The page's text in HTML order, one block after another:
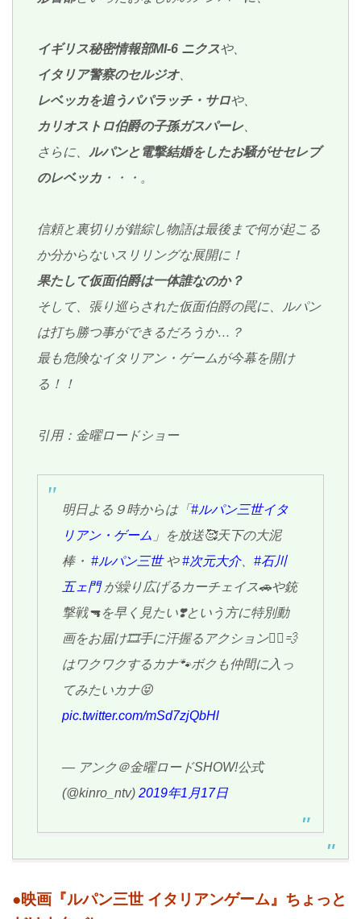
イギリス秘密情報部MI-6 ニクスや、
イタリア警察のセルジオ、
レベッカを追うパパラッチ・サロや、
カリオストロ伯爵の子孫ガスパーレ
さらに、
ルパンと電撃結婚をしたお騒がせセレブ
のレベッカ ・・・。
信頼と裏切りが錯綜し物語は最後まで何が起こる
か分からないスリリングな展開に！
果たして仮面伯爵は一体誰なのか？
そして、張り巡らされた仮面伯爵の罠に、ルパン
は打ち勝つ事ができるだろうか…？
最も危険なイタリアン・ゲームが今幕を開け
る！！
引用：金曜ロードショー
明日よる９時からは「#ルパン三世イタ
リアン・ゲーム 」を放送🥰天下の大泥
棒・ #ルパン三世や#次元大介、 #石川
五ェ門が繰り広げるカーチェイス🚗や銃
撃戦🔫を早く見たい❣️という方に特別動
画をお届け🎞️手に汗握るアクション🏃‍♂️💨
はワクワクするカナ🐾ボクも仲間に入っ
てみたいカナ😝
pic.twitter.com/mSd7zjQbHl
— アンク＠金曜ロードSHOW!公式
(@kinro_ntv) 2019年1月17日
●映画『ルパン三世 イタリアンゲーム』ちょっと